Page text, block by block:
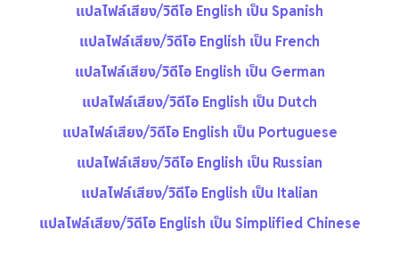
แปลไฟล์เสียง/วิดีโอ English เป็น Spanish
แปลไฟล์เสียง/วิดีโอ English เป็น French
แปลไฟล์เสียง/วิดีโอ English เป็น German
แปลไฟล์เสียง/วิดีโอ English เป็น Dutch
แปลไฟล์เสียง/วิดีโอ English เป็น Portuguese
แปลไฟล์เสียง/วิดีโอ English เป็น Russian
แปลไฟล์เสียง/วิดีโอ English เป็น Italian
แปลไฟล์เสียง/วิดีโอ English เป็น Simplified Chinese